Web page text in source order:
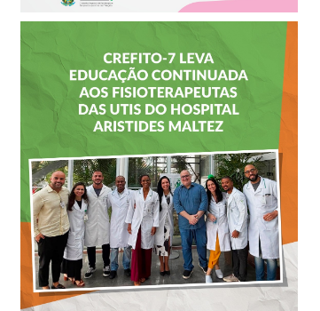
CREFITO-7 LEVA
EDUCAÇÃO
CONTINUADA AOS
FISIOTERAPEUTAS
DAS UTIs DO
HOSPITAL
ARISTIDES
MALTEZ